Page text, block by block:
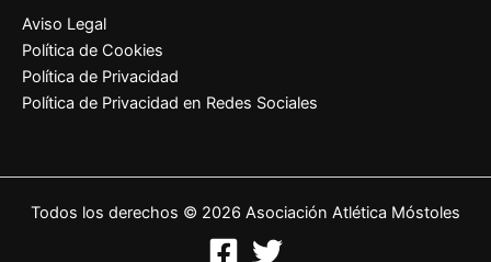
Aviso Legal
Política de Cookies
Política de Privacidad
Política de Privacidad en Redes Sociales
Todos los derechos © 2026 Asociación Atlética Móstoles